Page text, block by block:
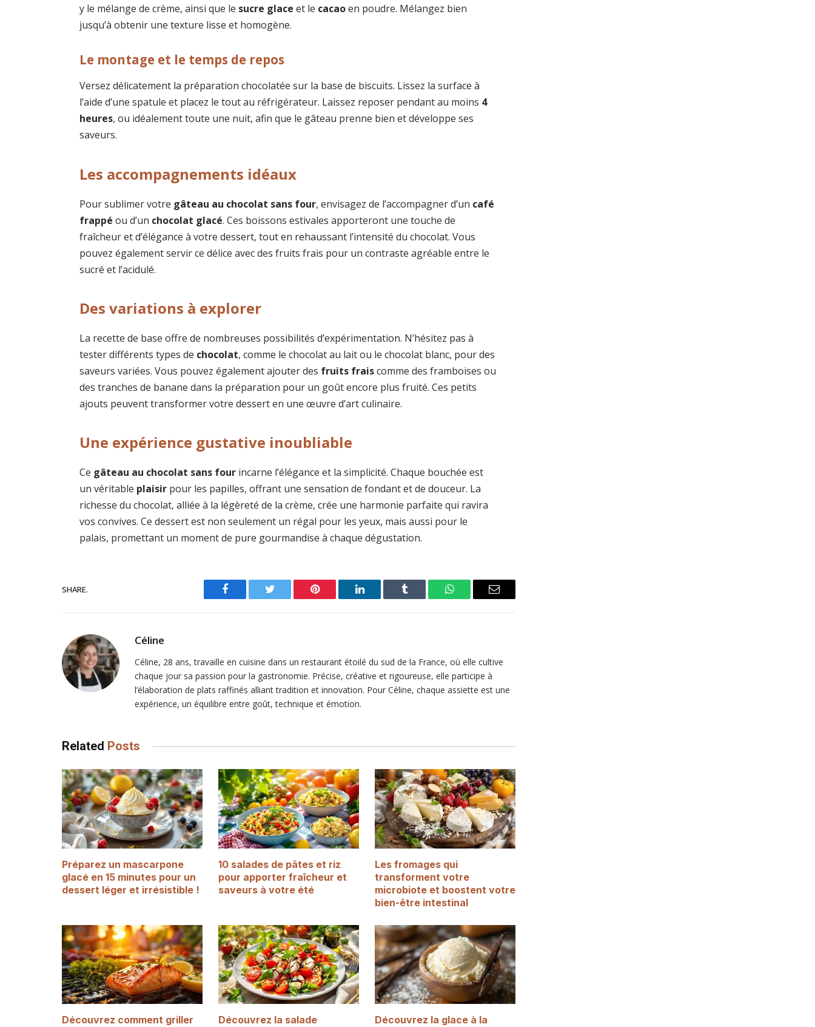
y le mélange de crème, ainsi que le sucre glace et le cacaoen poudre. Mélangez bien
jusqu’à obtenir une texture lisse et homogène.
Le montage et le temps de repos
Versez délicatement la préparation chocolatée sur la base de biscuits. Lissez la surface à
l’aide d’une spatule et placez le tout au réfrigérateur. Laissez reposer pendant au moins 4
heures, ou idéalement toute une nuit, afin que le gâteau prenne bien et développe ses
saveurs.
Les accompagnements idéaux
Pour sublimer votre gâteau au chocolat sans four, envisagez de l’accompagner d’un café
frappé ou d’un chocolat glacé. Ces boissons estivales apporteront une touche de
fraîcheur et d’élégance à votre dessert, tout en rehaussant l’intensité du chocolat. Vous
pouvez également servir ce délice avec des fruits frais pour un contraste agréable entre le
sucré et l’acidulé.
Des variations à explorer
La recette de base offre de nombreuses possibilités d’expérimentation. N’hésitez pas à
tester différents types de chocolat, comme le chocolat au lait ou le chocolat blanc, pour des
saveurs variées. Vous pouvez également ajouter des fruits fraiscomme des framboises ou
des tranches de banane dans la préparation pour un goût encore plus fruité. Ces petits
ajouts peuvent transformer votre dessert en une œuvre d’art culinaire.
Une expérience gustative inoubliable
Ce gâteau au chocolat sans four incarne l’élégance et la simplicité. Chaque bouchée est
un véritable plaisir pour les papilles, offrant une sensation de fondant et de douceur. La
richesse du chocolat, alliée à la légèreté de la crème, crée une harmonie parfaite qui ravira
vos convives. Ce dessert est non seulement un régal pour les yeux, mais aussi pour le
palais, promettant un moment de pure gourmandise à chaque dégustation.
SHARE.
Facebook Twitter Pinterest LinkedIn Tumblr WhatsAppEmail
Céline
Céline, 28 ans, travaille en cuisine dans un restaurant étoilé du sud de la France, où elle cultive
chaque jour sa passion pour la gastronomie. Précise, créative et rigoureuse, elle participe à
l’élaboration de plats raffinés alliant tradition et innovation. Pour Céline, chaque assiette est une
expérience, un équilibre entre goût, technique et émotion.
Related Posts
Préparez un mascarpone
glacé en 15 minutes pour un
dessert léger et irrésistible !
10 salades de pâtes et riz
pour apporter fraîcheur et
saveurs à votre été
Les fromages qui
transforment votre
microbiote et boostent votre
bien-être intestinal
Découvrez comment griller
Découvrez la salade
Découvrez la glace à la